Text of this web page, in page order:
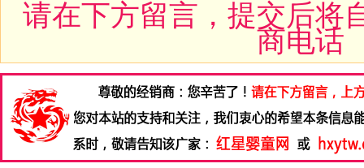
请在下方留言，提交后将
商电话